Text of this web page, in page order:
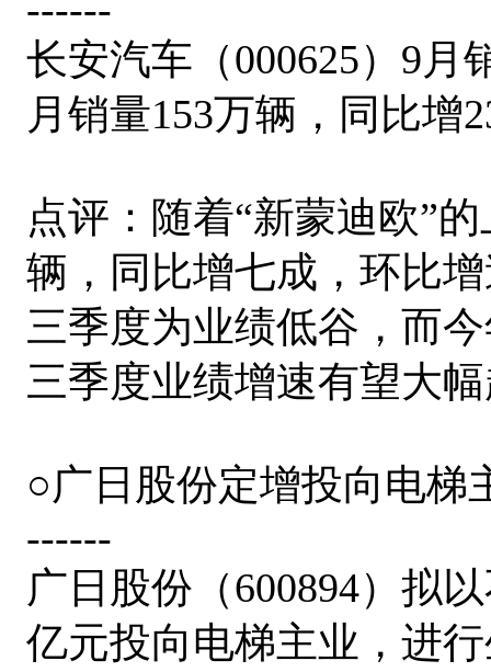
长安汽车（000625）9月
月销量153万辆，同比增
点评：随着“新蒙迪欧”
辆，同比增七成，环比
三季度为业绩低谷，而
三季度业绩增速有望大
○广日股份定增投向电梯
------
广日股份（600894）拟
亿元投向电梯主业，进